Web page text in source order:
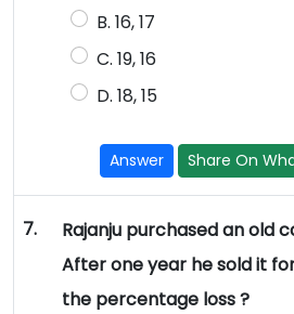
B. 16, 17
C. 19, 16
D. 18, 15
Answer Share On
7.
Rajanju purchased an old
After one year he sold it
the percentage loss ?